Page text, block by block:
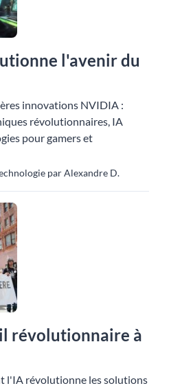
l'avenir du
innovations NVIDIA :
révolutionnaires, IA
pour gamers et
par Alexandre D.
révolutionnaire à
l'IA révolutionne les solutions